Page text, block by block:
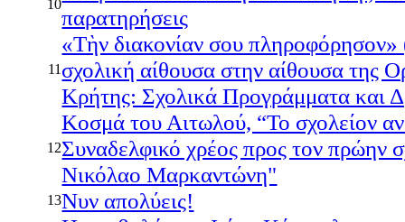
10
παρατηρήσεις
11
«Τὴν διακονίαν σου
σχολική αίθουσα στην αίθουσα της
Κρήτης: Σχολικά Προγράμματα και
12
Κοσμά του Αιτωλού, “Το σχολείον
Συναδελφικό χρέος προς τον πρώην
Νικόλαο Μαρκαντώνη"
13Νυν απολύεις!